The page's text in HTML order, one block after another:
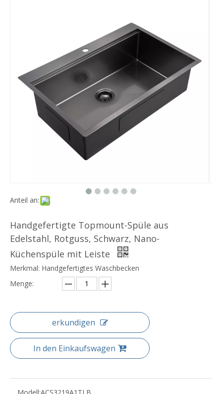
Anteil an:
Handgefertigte Topmount-Spüle aus
Edelstahl, Rotguss, Schwarz, Nano-
Küchenspüle mit Leiste
Merkmal: Handgefertigtes Waschbecken
Menge:
erkundigen
In den Einkaufswagen